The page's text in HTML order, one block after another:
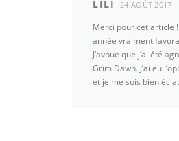
LILI 24 AOÛT 2017
Merci pour cet article
année vraiment
J’avoue que j’ai été
Grim Dawn. J’ai eu
et je me suis bien